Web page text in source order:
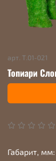
арт. Т.01-021
Топиари
Габарит,